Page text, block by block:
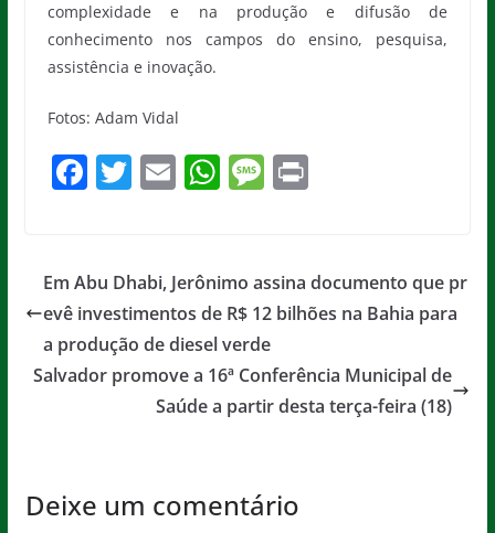
complexidade e na produção e difusão de
conhecimento nos campos do ensino, pesquisa,
assistência e inovação.
Fotos: Adam Vidal
F
e
b
o
o
T
er
E
l
W
s
A
p
p
M
a
g
e
Pr
Em Abu Dhabi, Jerônimo assina documento que pr
evê investimentos de R$ 12 bilhões na Bahia para
a produção de diesel verde
Salvador promove a 16ª Conferência Municipal de
Saúde a partir desta terça-feira (18)
Deixe um comentário